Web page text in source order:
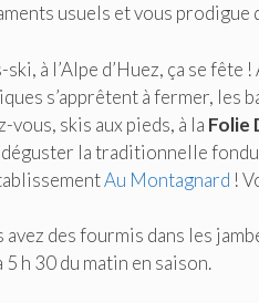
usuels et vous
ski, à l’Alpe d’Huez, ça se
s’apprêtent à fermer, les
vous, skis aux pieds, à la Folie
déguster la traditionnelle
Au Montagnard !
avez des fourmis dans les
5 h 30 du matin en saison.